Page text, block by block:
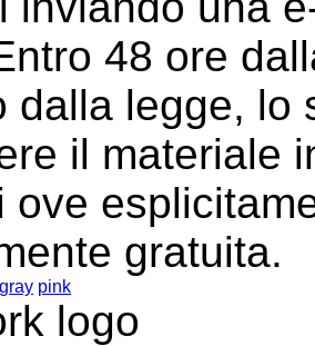
48 ore
dalla legge, lo
il materiale
ove
gratuita.
gray pink
logo